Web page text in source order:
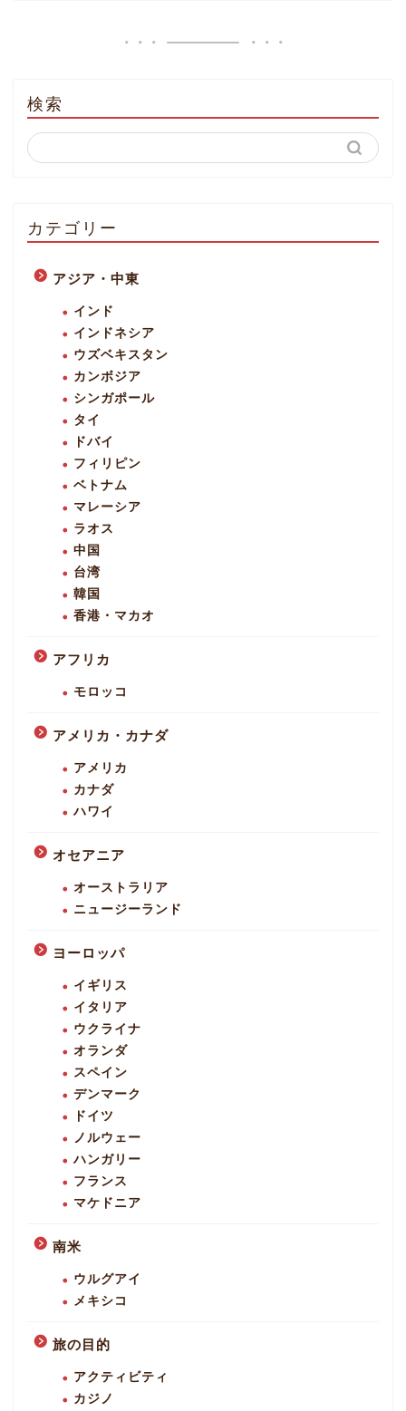
検索
カテゴリー
アジア・中東
インド
インドネシア
ウズベキスタン
カンボジア
シンガポール
タイ
ドバイ
フィリピン
ベトナム
マレーシア
ラオス
中国
台湾
韓国
香港・マカオ
アフリカ
モロッコ
アメリカ・カナダ
アメリカ
カナダ
ハワイ
オセアニア
オーストラリア
ニュージーランド
ヨーロッパ
イギリス
イタリア
ウクライナ
オランダ
スペイン
デンマーク
ドイツ
ノルウェー
ハンガリー
フランス
マケドニア
南米
ウルグアイ
メキシコ
旅の目的
アクティビティ
カジノ